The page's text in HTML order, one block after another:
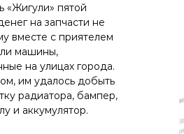
л
а
с
т
и
.
о
в
«Жигули» пятой
на запчасти не
вместе с приятелем
машины,
на улицах города.
им удалось добыть
радиатора, бампер,
и аккумулятор.